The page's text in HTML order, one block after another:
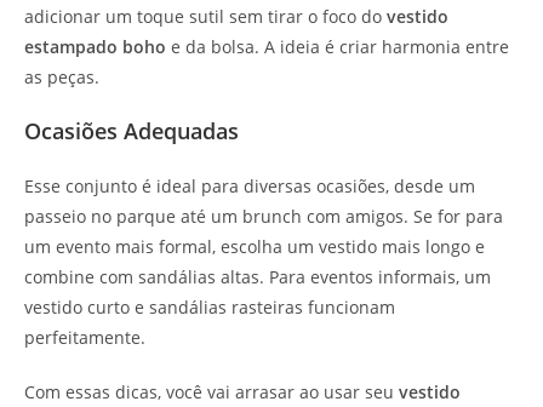
adicionar um toque sutil sem tirar o foco do vestido
estampado boho e da bolsa. A ideia é criar harmonia entre
as peças.
Ocasiões Adequadas
Esse conjunto é ideal para diversas ocasiões, desde um
passeio no parque até um brunch com amigos. Se for para
um evento mais formal, escolha um vestido mais longo e
combine com sandálias altas. Para eventos informais, um
vestido curto e sandálias rasteiras funcionam
perfeitamente.
Com essas dicas, você vai arrasar ao usar seu vestido